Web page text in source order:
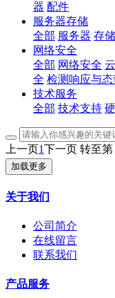
器 配件
服务器存储
全部 服务器 存储
网络安全
全部 网络安全
全 检测响应与态
技术服务
全部 技术支持
上一页1下一页 转至第
加载更多
关于我们
公司简介
在线留言
联系我们
产品服务